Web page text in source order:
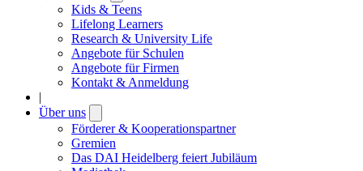
submenu
Kids & Teens
Lifelong Learners
Research & University Life
Angebote für Schulen
Angebote für Firmen
Kontakt & Anmeldung
|
Über uns
submenu
Förderer & Kooperationspartner
Gremien
Das DAI Heidelberg feiert Jubiläum